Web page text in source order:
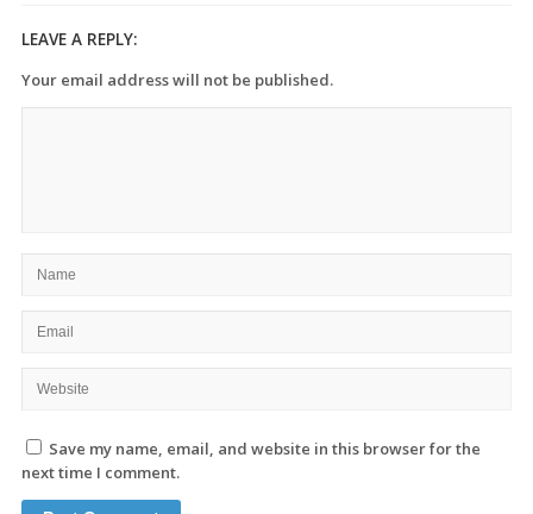
LEAVE A REPLY:
Your email address will not be published.
Save my name, email, and website in this browser for the
next time I comment.